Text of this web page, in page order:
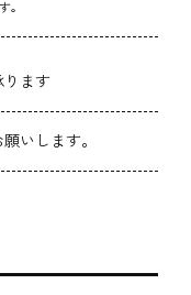
。
ます
いします。